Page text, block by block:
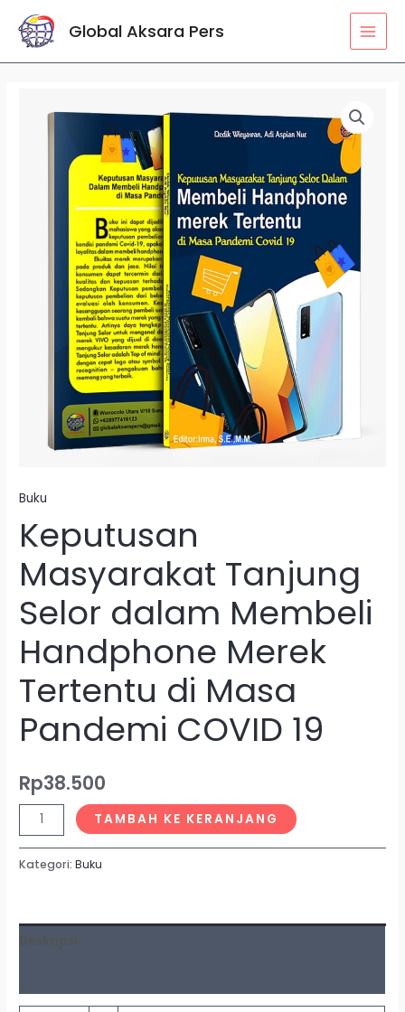
Lewati
Global Aksara Pers
Buku
Keputusan
Masyarakat Tanjung
Selor dalam Membeli
Handphone Merek
Tertentu di Masa
Pandemi COVID 19
Rp38.500
Handphone
TAMBAH KE KERANJANG
Kategori:Buku
Deskripsi